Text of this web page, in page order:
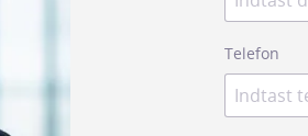
Telefon